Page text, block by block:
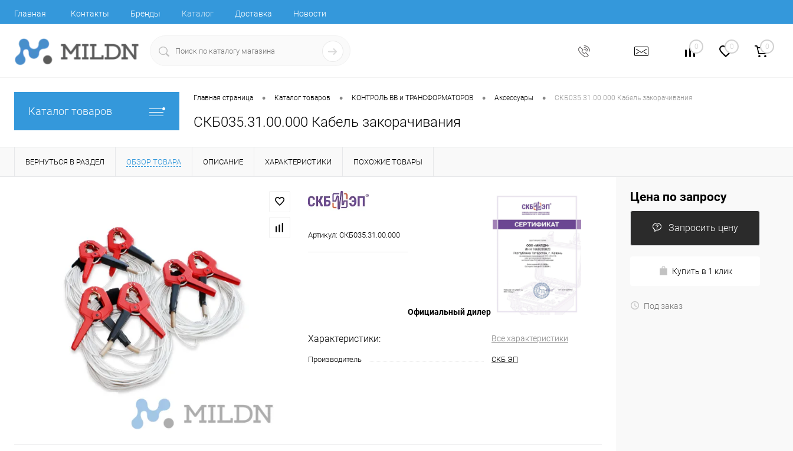
Главная Контакты Бренды Каталог Доставка Новости
0 0 0
Каталог товаров
Главная страница • Каталог товаров • КОНТРОЛЬ ВВ и ТРАНСФОРМАТОРОВ • Аксессуары • СКБ035.31.00.000 Кабель закорачивания
СКБ035.31.00.000 Кабель закорачивания
ВЕРНУТЬСЯ В РАЗДЕЛ ОБЗОР ТОВАРА ОПИСАНИЕ ХАРАКТЕРИСТИКИ ПОХОЖИЕ ТОВАРЫ
Артикул: СКБ035.31.00.000
Официальный дилер
Характеристики: Все характеристики
Производитель СКБ ЭП
Цена по запросу
Запросить цену
Купить в 1 клик
Под заказ